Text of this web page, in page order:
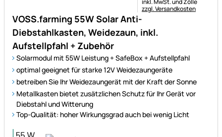
VOSS.farming 55W Solar Anti-
Diebstahlkasten, Weidezaun, inkl.
Aufstellpfahl + Zubehör
Solarmodul mit 55W Leistung + SafeBox + Aufstellpfahl
optimal geeignet für starke 12V Weidezaungeräte
betreiben Sie Ihr Weidezaungerät mit der Kraft der Sonne
Metallkasten bietet zusätzlichen Schutz für Ihr Gerät vor
Diebstahl und Witterung
Top-Qualität: hoher Wirkungsgrad auch bei wenig Licht
inkl. MwSt. und Zölle
zzgl. Versandkosten